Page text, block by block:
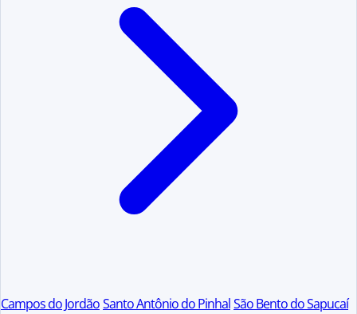
Campos do JordãoSanto Antônio do PinhalSão Bento do Sapucaí